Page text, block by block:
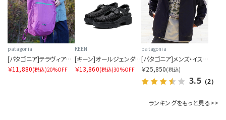
patagonia
[パタゴニア]テラヴィア・トート・パック 24L
￥11,880(税込)20%OFF
KEEN
[キーン]オールジェンダー ユニーク PLT メリージェーン
￥13,860(税込)30%OFF
patagonia
[パタゴニア]メンズ・イスマス・アンラインド・ジャケット
￥25,850(税込)
3.5（2）
ランキングをもっと見る>>